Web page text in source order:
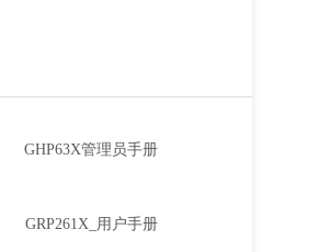
GHP63X管理员手册
GRP261X_用户手册